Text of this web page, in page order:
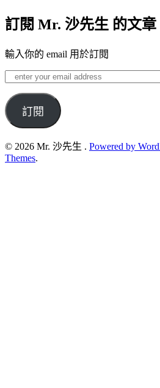
訂閱 Mr. 沙先生 的文章
輸入你的 email 用於訂閱
enter
your
email
address訂閱
© 2026 Mr. 沙先生 . Powered by
Themes.